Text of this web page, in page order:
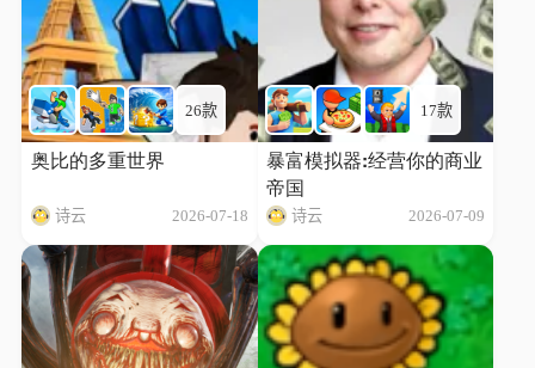
26款
奥比的多重世界
诗云 2026-07-18
17款
暴富模拟器:经营你的商业
帝国
诗云 2026-07-09